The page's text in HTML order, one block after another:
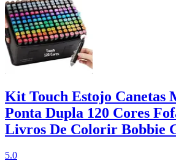
Kit Touch Estojo Canetas
Ponta Dupla 120 Cores
Livros De Colorir Bobbie
5.0